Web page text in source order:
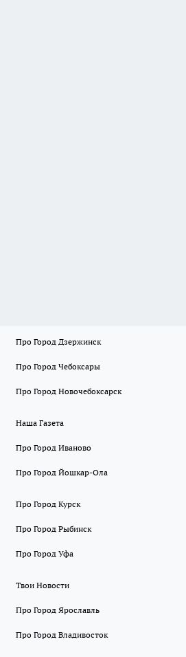
Про Город Дзержинск
Про Город Чебоксары
Про Город Новочебоксарск
Наша Газета
Про Город Иваново
Про Город Йошкар-Ола
Про Город Курск
Про Город Рыбинск
Про Город Уфа
Твои Новости
Про Город Ярославль
Про Город Владивосток